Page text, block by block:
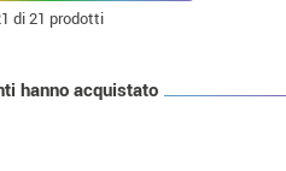
di 21 prodotti
hanno acquistato